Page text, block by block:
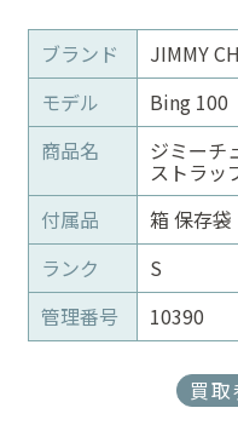
ブランド
JIMMY
モデル
Bing 100
商品名
ジミーチ
ストラッ
付属品
箱 保存袋
ランク
S
管理番号
10390
買